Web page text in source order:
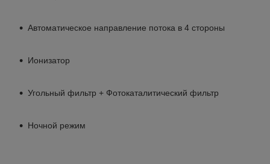
Автоматическое направление потока в 4 стороны
Ионизатор
Угольный фильтр + Фотокаталитический фильтр
Ночной режим